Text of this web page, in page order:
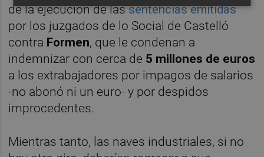
de la ejecución de lassentencias emitidas
por los juzgados de lo Social de Castelló
contra Formen, que le condenan a
indemnizar con cerca de 5 millones de euros
a los extrabajadores por impagos de salarios
-no abonó ni un euro- y por despidos
improcedentes.
Mientras tanto, las naves industriales, si no